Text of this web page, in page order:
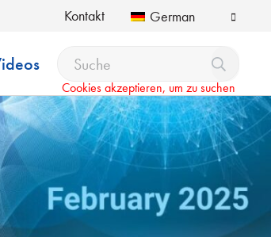
Kontakt German
Cookies akzeptieren, um zu suchen